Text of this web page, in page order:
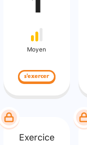
Moyen
s'exercer
Exercice